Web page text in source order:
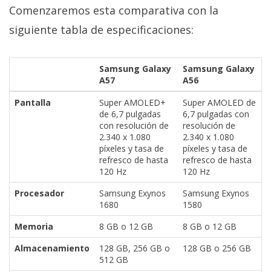
Publicidad
/
Cambiar
opciones
/
digital donde
encontrarás
noticias sobre
tecnología,
móviles,
ordenadores,
Comenzaremos esta comparativa con la
siguiente tabla de especificaciones:
Samsung Galaxy
A57
Samsung Galaxy
A56
Pantalla
Super AMOLED+
de 6,7 pulgadas
con resolución de
2.340 x 1.080
píxeles y tasa de
refresco de hasta
120 Hz
Super AMOLED de
6,7 pulgadas con
resolución de
2.340 x 1.080
píxeles y tasa de
refresco de hasta
120 Hz
Procesador
Samsung Exynos
1680
Samsung Exynos
1580
Memoria
8 GB o 12 GB
8 GB o 12 GB
Almacenamiento
128 GB, 256 GB o
512 GB
128 GB o 256 GB